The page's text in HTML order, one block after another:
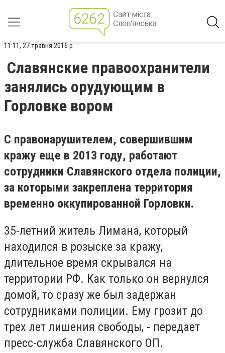
11:11, 27 травня 2016 р.
Славянские правоохранители
занялись орудующим в
Горловке вором
С правонарушителем, совершившим
кражу еще в 2013 году, работают
сотрудники Славянского отдела полиции,
за которыми закреплена территория
временно оккупированной Горловки.
35-летний житель Лимана, который
находился в розыске за кражу,
длительное время скрывался на
территории РФ. Как только он вернулся
домой, то сразу же был задержан
сотрудниками полиции. Ему грозит до
трех лет лишения свободы, - передает
пресс-служба Славянского ОП.